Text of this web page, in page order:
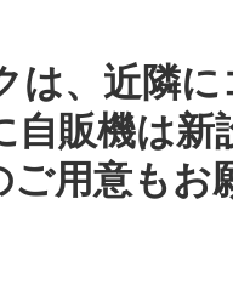
は、近隣
自販機は新
ご用意もお